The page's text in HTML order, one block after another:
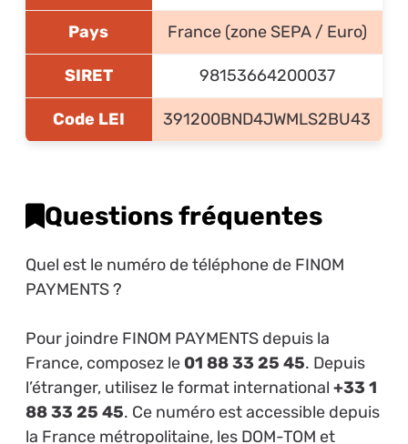
Pays France (zone SEPA / Euro)
SIRET 98153664200037
Code LEI 391200BND4JWMLS2BU43
Questions fréquentes
Quel est le numéro de téléphone de FINOM
PAYMENTS ?
Pour joindre FINOM PAYMENTS depuis la
France, composez le 01 88 33 25 45. Depuis
l’étranger, utilisez le format international +33 1
88 33 25 45. Ce numéro est accessible depuis
la France métropolitaine, les DOM-TOM et